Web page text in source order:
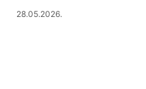
28.05.2026.